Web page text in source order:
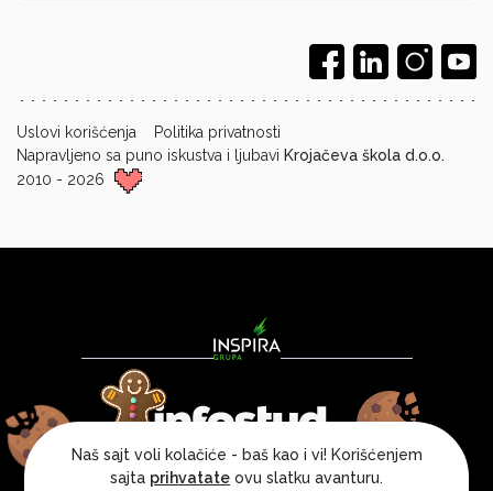
Uslovi korišćenja
Politika privatnosti
Napravljeno sa puno iskustva i ljubavi Krojačeva škola d.o.o.
2010 - 2026
Naš sajt voli kolačiće - baš kao i vi! Korišćenjem
sajta prihvatate ovu slatku avanturu.